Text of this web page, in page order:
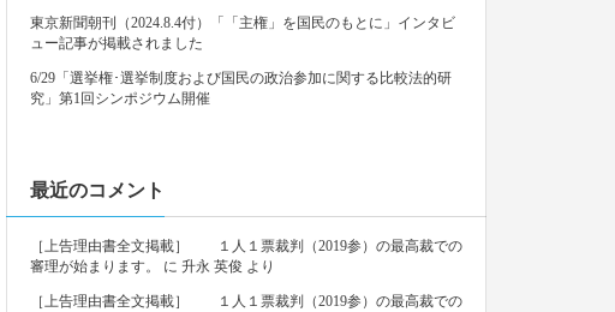
東京新聞朝刊（2024.8.4付）「「主権」を国民のもとに」インタビ
ュー記事が掲載されました
6/29「選挙権･選挙制度および国民の政治参加に関する比較法的研
究」第1回シンポジウム開催
最近のコメント
［上告理由書全文掲載］ １人１票裁判（2019参）の最高裁での
審理が始まります。
に 升永 英俊 より
［上告理由書全文掲載］ １人１票裁判（2019参）の最高裁での